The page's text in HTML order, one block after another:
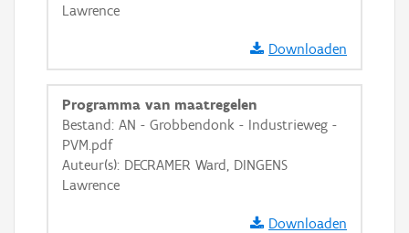
Basis Lagen
OSM-Basiskaart
Ortho
Lawrence
Downloaden
Programma van maatregelen
Bestand: AN - Grobbendonk - Industrieweg -
PVM.pdf
Auteur(s): DECRAMER Ward, DINGENS
Lawrence
Downloaden